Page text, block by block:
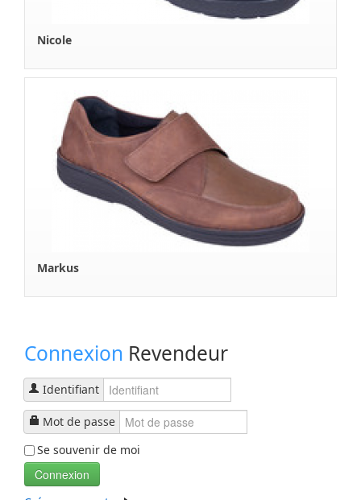
Nicole
Markus
Connexion Revendeur
Identifiant
Mot de passe
Se souvenir de moi
Connexion